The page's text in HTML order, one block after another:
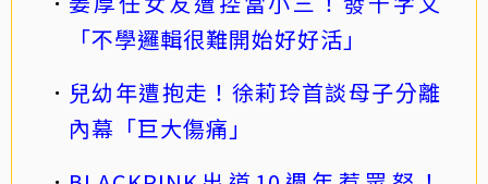
「不學邏輯很難開始好好活」
兒幼年遭抱走！徐莉玲首談母子分離
內幕「巨大傷痛」